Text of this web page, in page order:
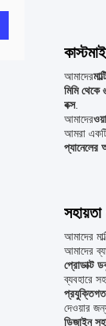
আমাদের
মিমি থেকে
বক্স.
আমাদের
আমরা
প্যানেলের
আমাদের
আমাদের
প্রোডাক্ট
ব্যবহারে
দেওয়ার
ডিজাইন